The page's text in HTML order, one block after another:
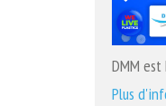
DMM
Plus